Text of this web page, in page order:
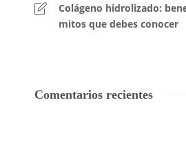
Colágeno hidrolizado:
mitos que debes conocer
Comentarios recientes